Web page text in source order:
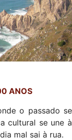
ANOS
o passado se
cultural se une à
mal sai à rua.